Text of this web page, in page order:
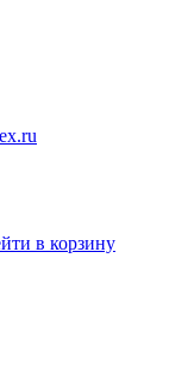
в корзину